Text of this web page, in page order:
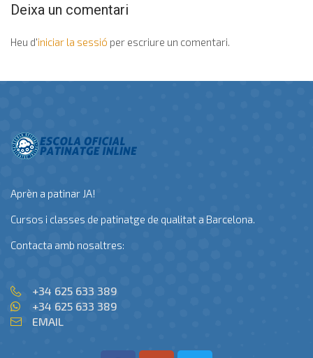
Deixa un comentari
Heu d'iniciar la sessió per escriure un comentari.
Aprèn a patinar JA!
Cursos i classes de patinatge de qualitat a Barcelona.
Contacta amb nosaltres:
+34 625 633 389
+34 625 633 389
EMAIL